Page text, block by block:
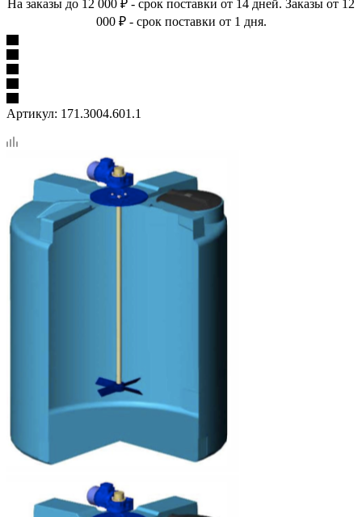
На заказы до 12 000 ₽ - срок поставки от 14 дней. Заказы от 12
000 ₽ - срок поставки от 1 дня.
Артикул: 171.3004.601.1